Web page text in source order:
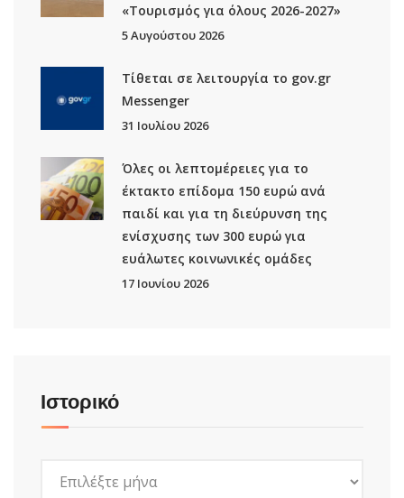
«Τουρισμός για όλους 2026-2027»
5 Αυγούστου 2026
Τίθεται σε λειτουργία το gov.gr
Μessenger
31 Ιουλίου 2026
Όλες οι λεπτομέρειες για το
έκτακτο επίδομα 150 ευρώ ανά
παιδί και για τη διεύρυνση της
ενίσχυσης των 300 ευρώ για
ευάλωτες κοινωνικές ομάδες
17 Ιουνίου 2026
Ιστορικό